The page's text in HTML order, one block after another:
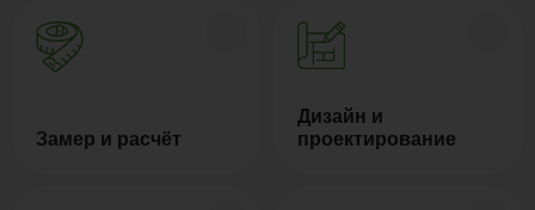
Замер и расчёт
Дизайн и
проектирование